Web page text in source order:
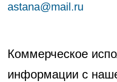
astana@mail.ru
Коммерческое
информации с